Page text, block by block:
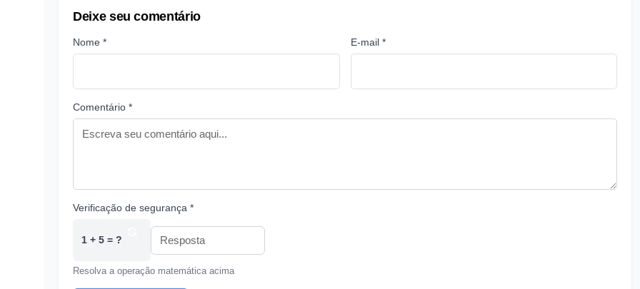
Deixe seu comentário
Nome * E-mail *
Comentário *
Verificação de segurança *
1 + 5 = ?
Resolva a operação matemática acima